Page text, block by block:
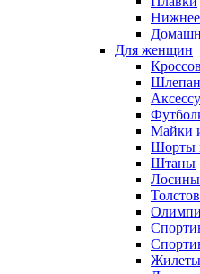
Нижнее
Для женщин
Майки
Шорты
Штаны
Лосины